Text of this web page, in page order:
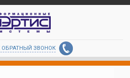
ОБРАТНЫЙ ЗВОНОК